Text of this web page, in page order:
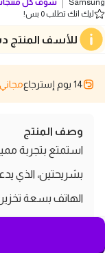
Samsung شوف كل
ليك انك تطلب 0 بس!
للأسف المنتج
14 يوم إسترجاع مجاني
وصف المنتج